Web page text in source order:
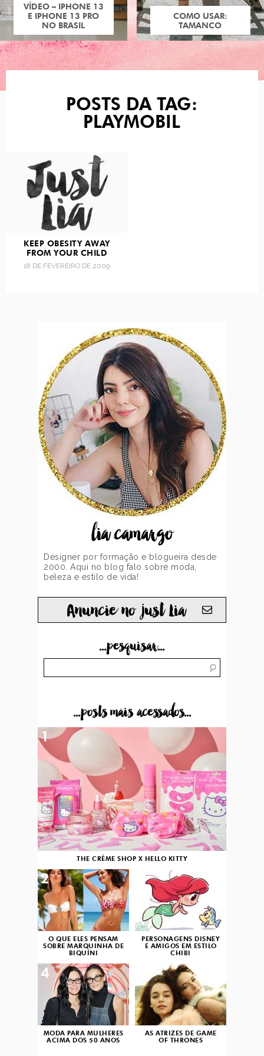
VÍDEO – IPHONE 13
E IPHONE 13 PRO
NO BRASIL
COMO USAR:
TAMANCO
POSTS DA TAG:
PLAYMOBIL
KEEP OBESITY AWAY
FROM YOUR CHILD
18 DE FEVEREIRO DE 2009
lia camargo
Designer por formação e blogueira desde
2000. Aqui no blog falo sobre moda,
beleza e estilo de vida!
Anuncie no just Lia
...pesquisar...
...posts mais acessados...
THE CRÈME SHOP X HELLO KITTY
1
O QUE ELES PENSAM
SOBRE MARQUINHA DE
BIQUÍNI
2
PERSONAGENS DISNEY
E AMIGOS EM ESTILO
CHIBI
3
MODA PARA MULHERES
ACIMA DOS 50 ANOS
4
AS ATRIZES DE GAME
OF THRONES